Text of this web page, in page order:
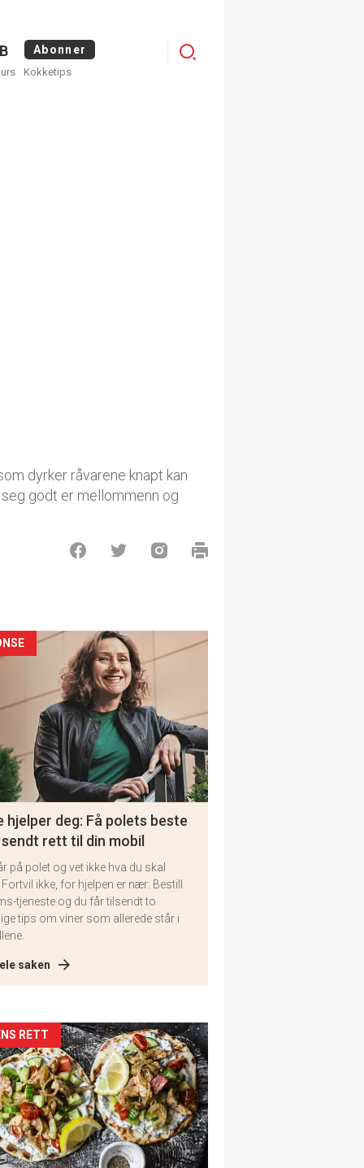
Abonner
Kokketips
Logg
dyrker råvarene knapt kan
godt er mellommenn og
hjelper deg: Få polets beste
sendt rett til din mobil
på polet og vet ikke hva du skal
Fortvil ikke, for hjelpen er nær: Bestill
tjeneste og du får tilsendt to
tips om viner som allerede står i
saken
RETT